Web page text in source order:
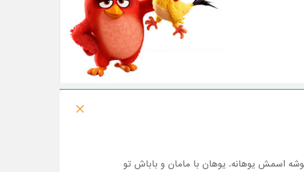
اسمش یوهانه. یوهان با مامان و باباش تو